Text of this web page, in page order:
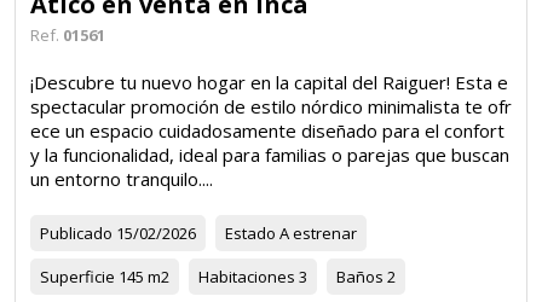
Ref. 01561
¡Descubre tu nuevo hogar en la capital del Raiguer! Esta e
spectacular promoción de estilo nórdico minimalista te ofr
ece un espacio cuidadosamente diseñado para el confort
y la funcionalidad, ideal para familias o parejas que buscan
un entorno tranquilo....
Publicado 15/02/2026 Estado A estrenar
Superficie 145 m2 Habitaciones 3 Baños 2